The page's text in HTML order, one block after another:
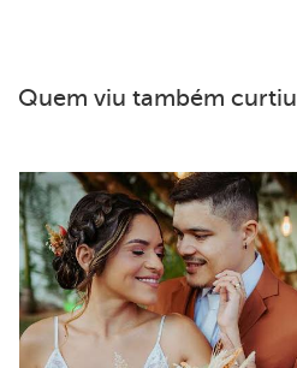
Quem viu também curtiu